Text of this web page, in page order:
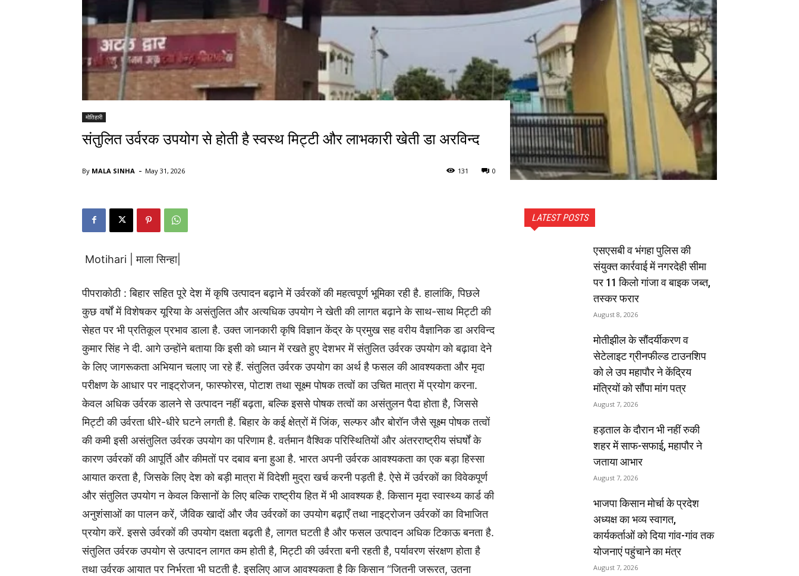
मोतिहारी
संतुलित उर्वरक उपयोग से होती है स्वस्थ मिट्टी और लाभकारी खेती डा अरविन्द
By MALA SINHA - May 31, 2026 0
131
Motihari | माला सिन्हा|
पीपराकोठी : बिहार सहित पूरे देश में कृषि उत्पादन बढ़ाने में उर्वरकों की महत्वपूर्ण भूमिका रही है. हालांकि, पिछले
कुछ वर्षों में विशेषकर यूरिया के असंतुलित और अत्यधिक उपयोग ने खेती की लागत बढ़ाने के साथ-साथ मिट्टी की
सेहत पर भी प्रतिकूल प्रभाव डाला है. उक्त जानकारी कृषि विज्ञान केंद्र के प्रमुख सह वरीय वैज्ञानिक डा अरविन्द
कुमार सिंह ने दी. आगे उन्होंने बताया कि इसी को ध्यान में रखते हुए देशभर में संतुलित उर्वरक उपयोग को बढ़ावा देने
के लिए जागरूकता अभियान चलाए जा रहे हैं. संतुलित उर्वरक उपयोग का अर्थ है फसल की आवश्यकता और मृदा
परीक्षण के आधार पर नाइट्रोजन, फास्फोरस, पोटाश तथा सूक्ष्म पोषक तत्वों का उचित मात्रा में प्रयोग करना.
केवल अधिक उर्वरक डालने से उत्पादन नहीं बढ़ता, बल्कि इससे पोषक तत्वों का असंतुलन पैदा होता है, जिससे
मिट्टी की उर्वरता धीरे-धीरे घटने लगती है. बिहार के कई क्षेत्रों में जिंक, सल्फर और बोरॉन जैसे सूक्ष्म पोषक तत्वों
की कमी इसी असंतुलित उर्वरक उपयोग का परिणाम है. वर्तमान वैश्विक परिस्थितियों और अंतरराष्ट्रीय संघर्षों के
कारण उर्वरकों की आपूर्ति और कीमतों पर दबाव बना हुआ है. भारत अपनी उर्वरक आवश्यकता का एक बड़ा हिस्सा
आयात करता है, जिसके लिए देश को बड़ी मात्रा में विदेशी मुद्रा खर्च करनी पड़ती है. ऐसे में उर्वरकों का विवेकपूर्ण
और संतुलित उपयोग न केवल किसानों के लिए बल्कि राष्ट्रीय हित में भी आवश्यक है. किसान मृदा स्वास्थ्य कार्ड की
अनुशंसाओं का पालन करें, जैविक खादों और जैव उर्वरकों का उपयोग बढ़ाएँ तथा नाइट्रोजन उर्वरकों का विभाजित
प्रयोग करें. इससे उर्वरकों की उपयोग दक्षता बढ़ती है, लागत घटती है और फसल उत्पादन अधिक टिकाऊ बनता है.
संतुलित उर्वरक उपयोग से उत्पादन लागत कम होती है, मिट्टी की उर्वरता बनी रहती है, पर्यावरण संरक्षण होता है
तथा उर्वरक आयात पर निर्भरता भी घटती है. इसलिए आज आवश्यकता है कि किसान “जितनी जरूरत, उतना
LATEST POSTS
एसएसबी व भंगहा पुलिस की
संयुक्त कार्रवाई में नगरदेही सीमा
पर 11 किलो गांजा व बाइक जब्त,
तस्कर फरार
August 8, 2026
मोतीझील के सौंदर्यीकरण व
सेटेलाइट ग्रीनफील्ड टाउनशिप
को ले उप महापौर ने केंद्रिय
मंत्रियों को सौंपा मांग पत्र
August 7, 2026
हड़ताल के दौरान भी नहीं रुकी
शहर में साफ-सफाई, महापौर ने
जताया आभार
August 7, 2026
भाजपा किसान मोर्चा के प्रदेश
अध्यक्ष का भव्य स्वागत,
कार्यकर्ताओं को दिया गांव-गांव तक
योजनाएं पहुंचाने का मंत्र
August 7, 2026